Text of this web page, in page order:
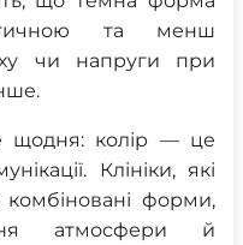
та менш
чи напруги при
колір — це
Клініки, які
форми,
атмосфери й